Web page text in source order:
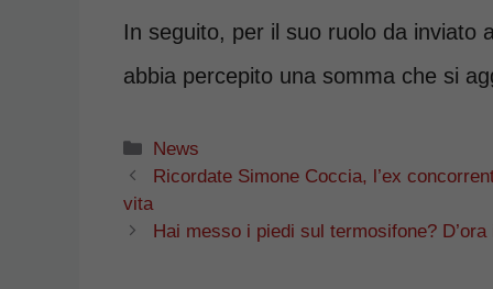
In seguito, per il suo ruolo da inviato a
abbia percepito una somma che si
Categorie
News
Ricordate Simone Coccia, l’ex
vita
Hai messo i piedi sul termosifone?